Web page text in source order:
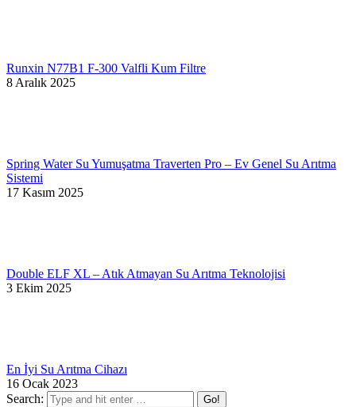
Runxin N77B1 F-300 Valfli Kum Filtre
8 Aralık 2025
Spring Water Su Yumuşatma Traverten Pro – Ev Genel Su Arıtma
Sistemi
17 Kasım 2025
Double ELF XL – Atık Atmayan Su Arıtma Teknolojisi
3 Ekim 2025
En İyi Su Arıtma Cihazı
16 Ocak 2023
Search: